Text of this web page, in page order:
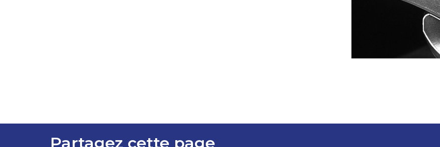
Partagez cette page